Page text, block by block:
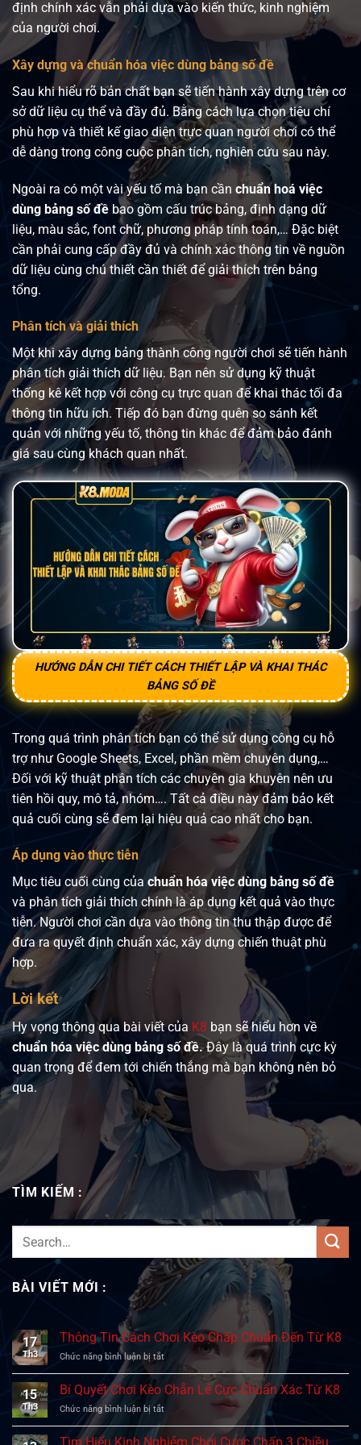
định chính xác vẫn phải dựa vào kiến thức, kinh nghiệm
của người chơi.
Xây dựng và chuẩn hóa việc dùng bảng số đề
Sau khi hiểu rõ bản chất bạn sẽ tiến hành xây dựng trên cơ
sở dữ liệu cụ thể và đầy đủ. Bằng cách lựa chọn tiêu chí
phù hợp và thiết kế giao diện trực quan người chơi có thể
dễ dàng trong công cuộc phân tích, nghiên cứu sau này.
Ngoài ra có một vài yếu tố mà bạn cần chuẩn hoá việc
dùng bảng số đề bao gồm cấu trúc bảng, định dạng dữ
liệu, màu sắc, font chữ, phương pháp tính toán,… Đặc biệt
cần phải cung cấp đầy đủ và chính xác thông tin về nguồn
dữ liệu cùng chú thiết cần thiết để giải thích trên bảng
tổng.
Phân tích và giải thích
Một khi xây dựng bảng thành công người chơi sẽ tiến hành
phân tích giải thích dữ liệu. Bạn nên sử dụng kỹ thuật
thống kê kết hợp với công cụ trực quan để khai thác tối đa
thông tin hữu ích. Tiếp đó bạn đừng quên so sánh kết
quản với những yếu tố, thông tin khác để đảm bảo đánh
giá sau cùng khách quan nhất.
HƯỚNG DẪN CHI TIẾT CÁCH THIẾT LẬP VÀ KHAI THÁC
BẢNG SỐ ĐỀ
Trong quá trình phân tích bạn có thể sử dụng công cụ hỗ
trợ như Google Sheets, Excel, phần mềm chuyên dụng,…
Đối với kỹ thuật phân tích các chuyên gia khuyên nên ưu
tiên hồi quy, mô tả, nhóm…. Tất cả điều này đảm bảo kết
quả cuối cùng sẽ đem lại hiệu quả cao nhất cho bạn.
Áp dụng vào thực tiễn
Mục tiêu cuối cùng của chuẩn hóa việc dùng bảng số đề
và phân tích giải thích chính là áp dụng kết quả vào thực
tiễn. Người chơi cần dựa vào thông tin thu thập được để
đưa ra quyết định chuẩn xác, xây dựng chiến thuật phù
hợp.
Lời kết
Hy vọng thông qua bài viết của K8 bạn sẽ hiểu hơn về
chuẩn hóa việc dùng bảng số đề.Đây là quá trình cực kỳ
quan trọng để đem tới chiến thắng mà bạn không nên bỏ
qua.
TÌM KIẾM :
BÀI VIẾT MỚI :
17
Th3
Thông Tin Cách Chơi Kèo Chấp Chuẩn Đến Từ K8
Chức năng bình luận bị tắt
Thông
Tin
Cách
Kèo
Chấp
15
Th3
Bí Quyết Chơi Kèo Chẵn Lẻ Cực Chuẩn Xác Từ K8
Chức năng bình luận bị tắt
Quyết